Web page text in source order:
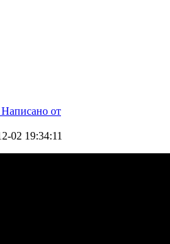
Написано от
02 19:34:11